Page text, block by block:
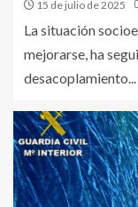
15 de julio de 2025
La situación
mejorarse, ha
desacoplamiento...